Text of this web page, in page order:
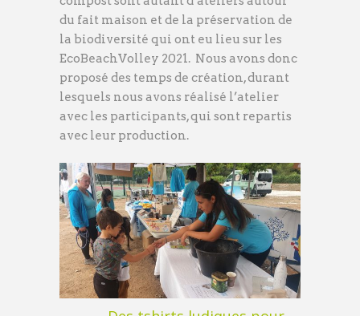
du fait maison et de la préservation de
la biodiversité qui ont eu lieu sur les
EcoBeachVolley 2021. Nous avons donc
proposé des temps de création, durant
lesquels nous avons réalisé l’atelier
avec les participants, qui sont repartis
avec leur production.